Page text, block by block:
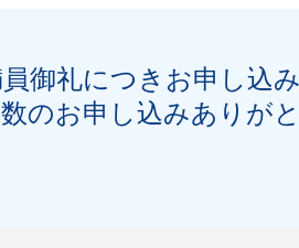
御礼につきお申し込
のお申し込みありが